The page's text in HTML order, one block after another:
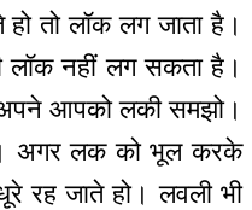
तो लॉक लग जाता है।
लॉक नहीं लग सकता है।
अपने आपको लकी समझो।
अगर लक को भूल करके
रह जाते हो। लवली भी